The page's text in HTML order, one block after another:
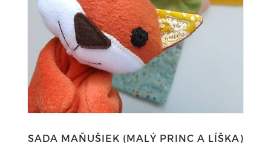
SADA MAŇUŠIEK (MALÝ PRINC A LÍŠKA)